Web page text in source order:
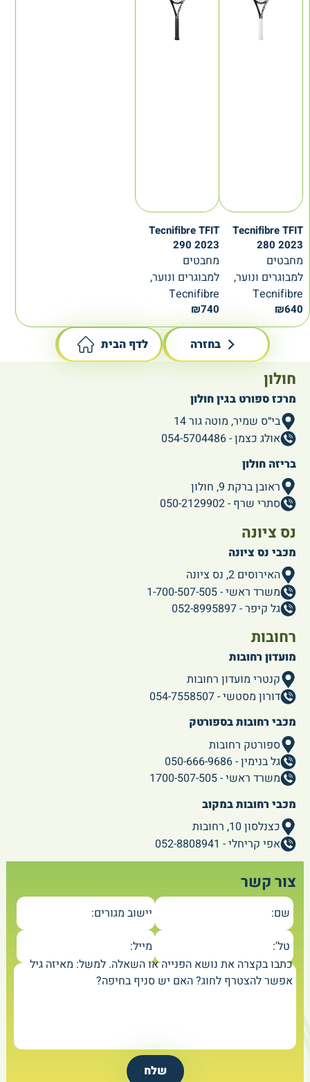
Tecnifibre TFIT
280 2023
מחבטים
למבוגרים ונוער,
Tecnifibre
₪640
Tecnifibre TFIT
290 2023
מחבטים
למבוגרים ונוער,
Tecnifibre
₪740
בחזרה לדף הבית
חולון
מרכז ספורט בגין חולון
בי״ס שמיר, מוטה גור 14
אולג כצמן - 054-5704486
בריזה חולון
ראובן ברקת 9, חולון
סתרי שרף - 050-2129902
נס ציונה
מכבי נס ציונה
האירוסים 2, נס ציונה
משרד ראשי - 1-700-507-505
גל קיפר - 052-8995897
רחובות
מועדון רחובות
קנטרי מועדון רחובות
דורון מסטשי - 054-7558507
מכבי רחובות בספורטק
ספורטק רחובות
גל בנימין - 050-666-9686
משרד ראשי - 1700-507-505
מכבי רחובות במקוב
כצנלסון 10, רחובות
אפי קריחלי - 052-8808941
צור קשר
שם:
יישוב מגורים:
טל':
מייל:
כתבו בקצרה את נושא הפנייה או השאלה. למשל: מאיזה גיל
אפשר להצטרף לחוג? האם יש סניף בחיפה?